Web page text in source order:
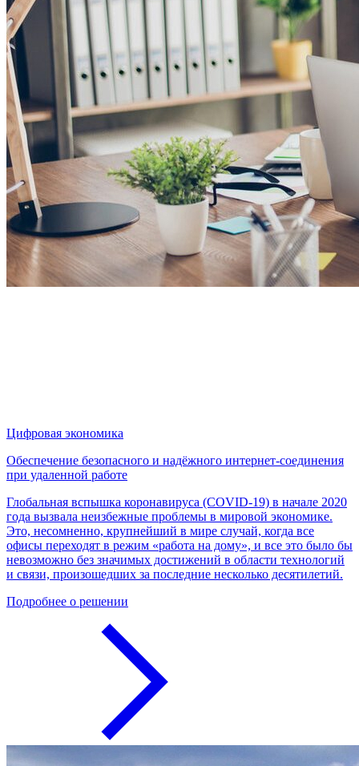
Цифровая экономика
Обеспечение безопасного и надёжного интернет-соединения
при удаленной работе
Глобальная вспышка коронавируса (COVID-19) в начале 2020
года вызвала неизбежные проблемы в мировой экономике.
Это, несомненно, крупнейший в мире случай, когда все
офисы переходят в режим «работа на дому», и все это было бы
невозможно без значимых достижений в области технологий
и связи, произошедших за последние несколько десятилетий.
Подробнее о решении